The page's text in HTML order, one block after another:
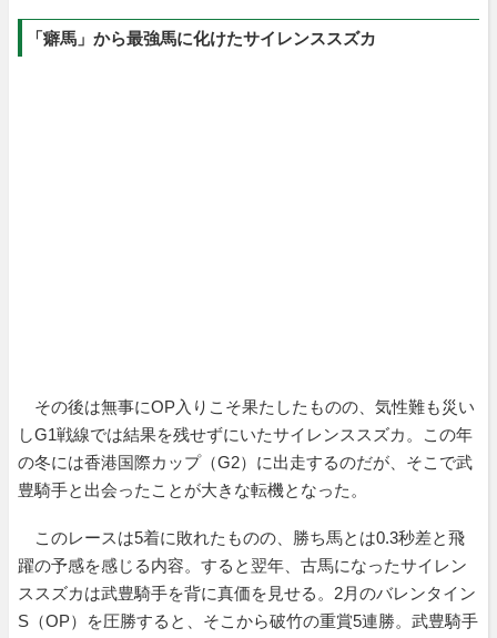
「癖馬」から最強馬に化けたサイレンススズカ
その後は無事にOP入りこそ果たしたものの、気性難も災い
しG1戦線では結果を残せずにいたサイレンススズカ。この年
の冬には香港国際カップ（G2）に出走するのだが、そこで武
豊騎手と出会ったことが大きな転機となった。
このレースは5着に敗れたものの、勝ち馬とは0.3秒差と飛
躍の予感を感じる内容。すると翌年、古馬になったサイレン
ススズカは武豊騎手を背に真価を見せる。2月のバレンタイン
S（OP）を圧勝すると、そこから破竹の重賞5連勝。武豊騎手